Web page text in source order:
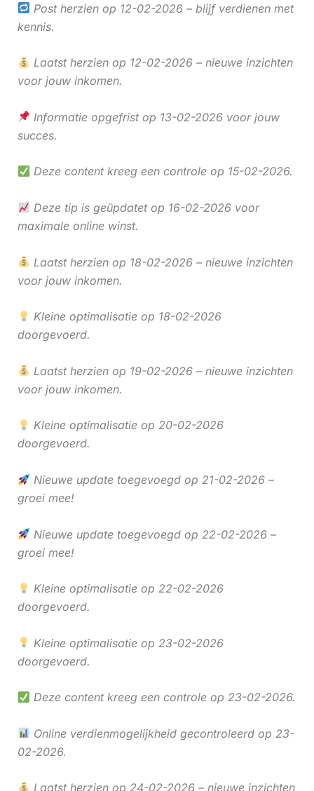
Post herzien op 12-02-2026 – blijf verdienen met
kennis.
Laatst herzien op 12-02-2026 – nieuwe inzichten
voor jouw inkomen.
Informatie opgefrist op 13-02-2026 voor jouw
succes.
Deze content kreeg een controle op 15-02-2026.
Deze tip is geüpdatet op 16-02-2026 voor
maximale online winst.
Laatst herzien op 18-02-2026 – nieuwe inzichten
voor jouw inkomen.
Kleine optimalisatie op 18-02-2026
doorgevoerd.
Laatst herzien op 19-02-2026 – nieuwe inzichten
voor jouw inkomen.
Kleine optimalisatie op 20-02-2026
doorgevoerd.
Nieuwe update toegevoegd op 21-02-2026 –
groei mee!
Nieuwe update toegevoegd op 22-02-2026 –
groei mee!
Kleine optimalisatie op 22-02-2026
doorgevoerd.
Kleine optimalisatie op 23-02-2026
doorgevoerd.
Deze content kreeg een controle op 23-02-2026.
Online verdienmogelijkheid gecontroleerd op 23-
02-2026.
Laatst herzien op 24-02-2026 – nieuwe inzichten